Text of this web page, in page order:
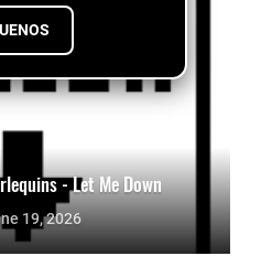
- Let Me Down
19, 2026